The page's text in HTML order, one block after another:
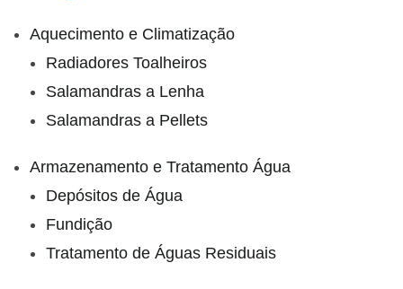
Aquecimento e Climatização
Radiadores Toalheiros
Salamandras a Lenha
Salamandras a Pellets
Armazenamento e Tratamento Água
Depósitos de Água
Fundição
Tratamento de Águas Residuais